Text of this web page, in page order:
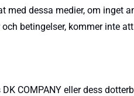
med dessa medier, om
betingelser, kommer inte
COMPANY eller dess